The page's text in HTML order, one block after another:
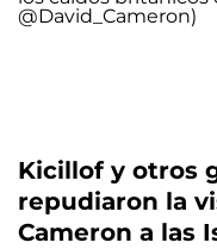
Kicillof y otros
repudiaron la
Cameron a las